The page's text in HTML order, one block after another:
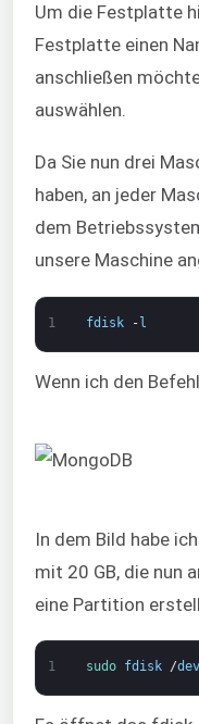
Um die Festplatte
Festplatte einen
anschließen
auswählen.
Da Sie nun drei
haben, an jeder
dem
unsere Maschine
1 fdisk -l
Wenn ich den
In dem Bild habe
mit 20 GB, die nun
eine Partition
1 sudo fdisk /dev